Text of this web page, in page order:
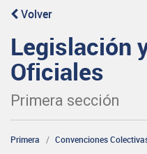
Volver
Legislación
Oficiales
Primera sección
Primera Convenciones